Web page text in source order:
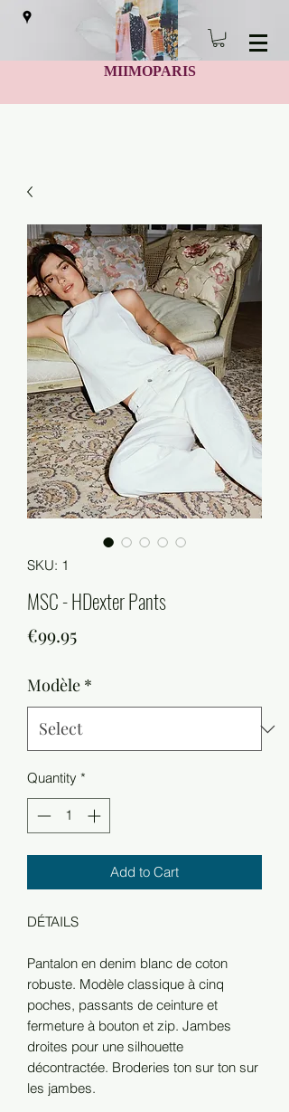
MIIMOPARIS
SKU: 1
MSC - HDexter Pants
€99.95Price
Modèle *
Quantity *
Add to Cart
DÉTAILS
Pantalon en denim blanc de coton
robuste. Modèle classique à cinq
poches, passants de ceinture et
fermeture à bouton et zip. Jambes
droites pour une silhouette
décontractée. Broderies ton sur ton sur
les jambes.